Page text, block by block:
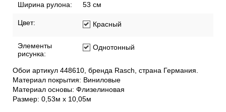
Ширина рулона: 53 см
Цвет: Красный
Элементы
рисунка:
Однотонный
Обои артикул 448610, бренда Rasch, страна Германия.
Материал покрытия: Виниловые
Материал основы: Флизелиновая
Размер: 0,53м x 10,05м